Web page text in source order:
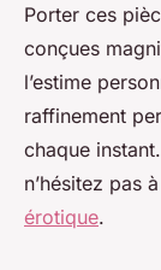
Porter ces
conçues
l’estime
raffinement
chaque
n’hésitez pas
érotique.